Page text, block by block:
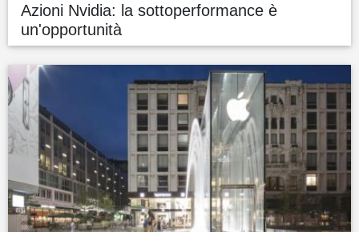
Azioni Nvidia: la sottoperformance è
un'opportunità